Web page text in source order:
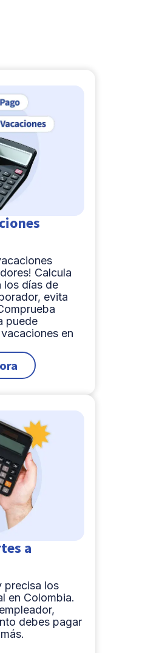
Calcula
los días de
evita
puede
en
a
precisa los
en Colombia.
debes pagar